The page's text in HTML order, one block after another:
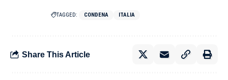
TAGGED: CONDENA ITALIA
Share This Article